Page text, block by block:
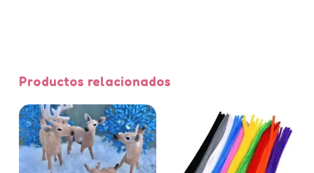
Productos relacionados